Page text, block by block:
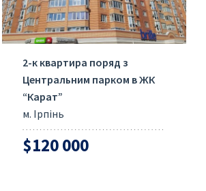
2-к квартира поряд з
Центральним парком в ЖК
“Карат”
м. Ірпінь
$120 000